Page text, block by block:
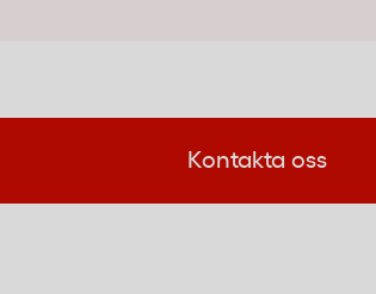
Kontakta oss